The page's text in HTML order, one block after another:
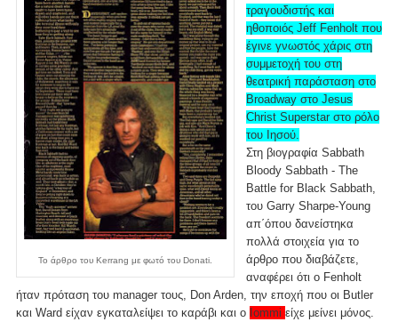
Το άρθρο του Kerrang με φωτό του Donati.
τραγουδιστής και
ηθοποιός Jeff Fenholt που
έγινε γνωστός χάρις στη
συμμετοχή του στη
θεατρική παράσταση στο
Broadway στο Jesus
Christ Superstar στο ρόλο
του Ιησού.
Στη βιογραφία Sabbath
Bloody Sabbath - The
Battle for Black Sabbath,
του Garry Sharpe-Young
απ΄όπου δανείστηκα
πολλά στοιχεία για το
άρθρο που διαβάζετε,
αναφέρει ότι ο Fenholt
ήταν πρόταση του manager τους, Don Arden, την εποχή που οι Butler
και Ward είχαν εγκαταλείψει το καράβι και ο Iommi είχε μείνει μόνος.